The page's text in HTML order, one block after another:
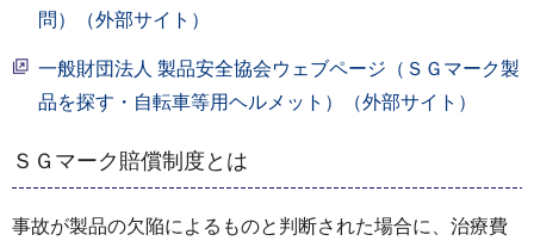
問）（外部サイト）
一般財団法人 製品安全協会ウェブページ（ＳＧマーク製
品を探す・自転車等用ヘルメット）（外部サイト）
ＳＧマーク賠償制度とは
事故が製品の欠陥によるものと判断された場合に、治療費